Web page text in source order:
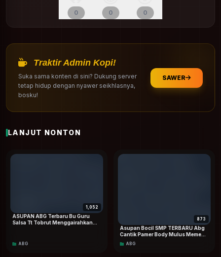
0 0 0
Traktir Admin Kopi!
Suka sama konten di sini? Dukung server
tetap hidup dengan nyawer seikhlasnya,
bosku!
SAWER
LANJUT NONTON
1,052
ASUPAN ABG Terbaru Bu Guru
Salsa Tt Tobrut Menggairahkan
ABG
873
Asupan Bocil SMP TERBARU Abg
Cantik Pamer Body Mulus Memew
Pink dan Masih Sempit Top
TRENDING On Social Media
ABG